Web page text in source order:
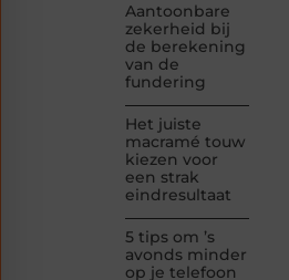
Aantoonbare
zekerheid bij
de berekening
van de
fundering
Het juiste
macramé touw
kiezen voor
een strak
eindresultaat
5 tips om ’s
avonds minder
op je telefoon